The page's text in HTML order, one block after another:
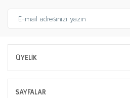
ÜYELİK
SAYFALAR